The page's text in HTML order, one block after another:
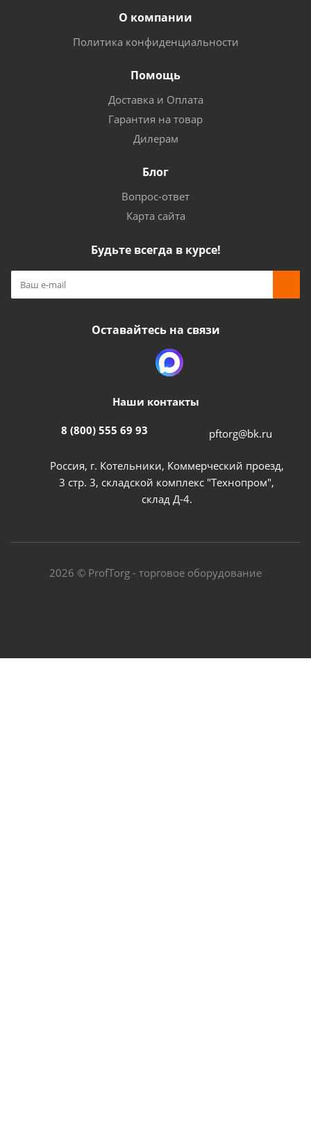
О компании
Политика конфиденциальности
Помощь
Доставка и Оплата
Гарантия на товар
Дилерам
Блог
Вопрос-ответ
Карта сайта
Будьте всегда в курсе!
Оставайтесь на связи
Наши контакты
8 (800) 555 69 93 pftorg@bk.ru
Россия, г. Котельники, Коммерческий проезд,
3 стр. 3, складской комплекс "Технопром",
склад Д-4.
2026 © ProfTorg - торговое оборудование